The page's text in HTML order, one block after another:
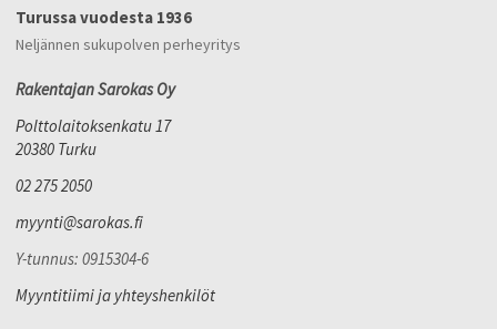
Turussa vuodesta 1936
Neljännen sukupolven perheyritys
Rakentajan Sarokas Oy
Polttolaitoksenkatu 17
20380 Turku
02 275 2050
myynti@sarokas.fi
Y-tunnus: 0915304-6
Myyntitiimi ja yhteyshenkilöt